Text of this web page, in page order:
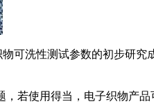
可洗性测试参数的初步研究
若使用得当，电子织物产